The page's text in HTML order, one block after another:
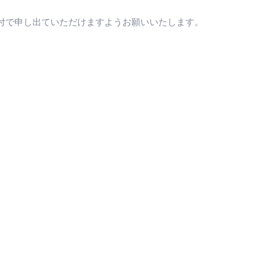
申し出ていただけますようお願いいたします。